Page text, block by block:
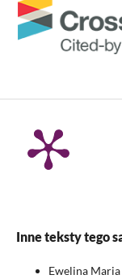
Inne teksty tego
Ewelina